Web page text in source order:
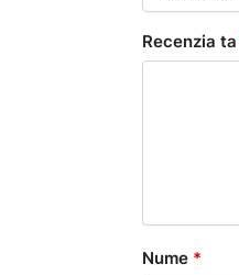
Recenzia ta
Nume *